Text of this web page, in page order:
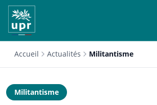
Accueil Actualités Militantisme
Militantisme